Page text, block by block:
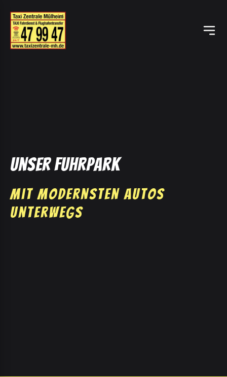
Unser Fuhrpark
Mit Modernsten Autos
unterwegs